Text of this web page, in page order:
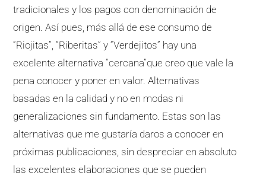
tradicionales y los pagos con denominación de
origen. Así pues, más allá de ese consumo de
“Riojitas”, “Riberitas” y “Verdejitos” hay una
excelente alternativa “cercana”que creo que vale la
pena conocer y poner en valor. Alternativas
basadas en la calidad y no en modas ni
generalizaciones sin fundamento. Estas son las
alternativas que me gustaría daros a conocer en
próximas publicaciones, sin despreciar en absoluto
las excelentes elaboraciones que se pueden